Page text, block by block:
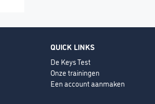
QUICK LINKS
De Keys Test
Onze trainingen
Een account aanmaken